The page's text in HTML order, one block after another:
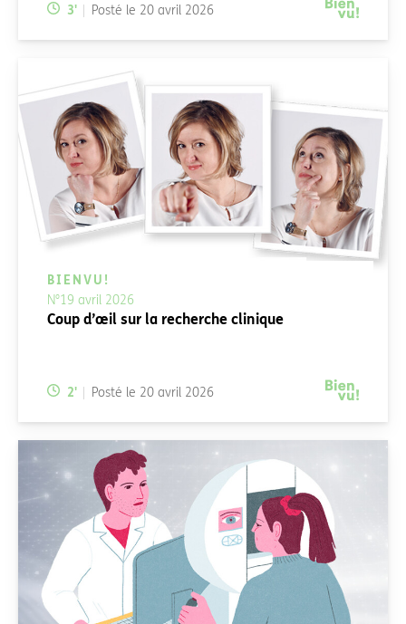
Temps de lecture:
3' Posté le 20 avril 2026
BIENVU!
N°19 avril 2026
Coup d’œil sur la recherche clinique
Temps de lecture:
2' Posté le 20 avril 2026